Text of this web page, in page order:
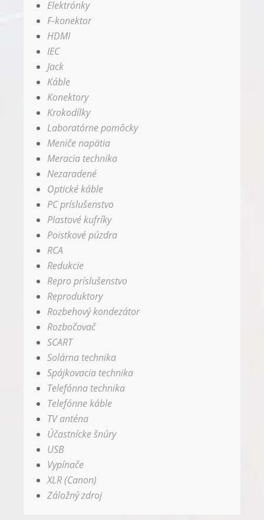
Elektrónky
F-konektor
HDMI
IEC
Jack
Káble
Konektory
Krokodílky
Laboratórne pomôcky
Meniče napätia
Meracia technika
Nezaradené
Optické káble
PC príslušenstvo
Plastové kufríky
Poistkové púzdra
RCA
Redukcie
Repro príslušenstvo
Reproduktory
Rozbehový kondezátor
Rozbočovač
SCART
Solárna technika
Spájkovacia technika
Telefónna technika
Telefónne káble
TV anténa
Účastnícke šnúry
USB
Vypínače
XLR (Canon)
Záložný zdroj